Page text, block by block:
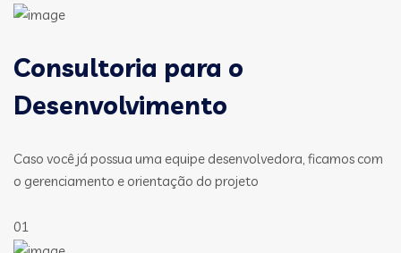
Consultoria para o
Desenvolvimento
Caso você já possua uma equipe desenvolvedora, ficamos com
o gerenciamento e orientação do projeto
01